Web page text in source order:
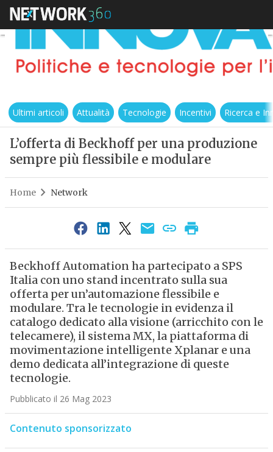
Ultimi articoli Attualità Tecnologie Incentivi Ricerca e
L’offerta di Beckhoff per una produzione
sempre più flessibile e modulare
Home Network
Beckhoff Automation ha partecipato a SPS
Italia con uno stand incentrato sulla sua
offerta per un’automazione flessibile e
modulare. Tra le tecnologie in evidenza il
catalogo dedicato alla visione (arricchito con le
telecamere), il sistema MX, la piattaforma di
movimentazione intelligente Xplanar e una
demo dedicata all’integrazione di queste
tecnologie.
Pubblicato il 26 Mag 2023
Contenuto sponsorizzato